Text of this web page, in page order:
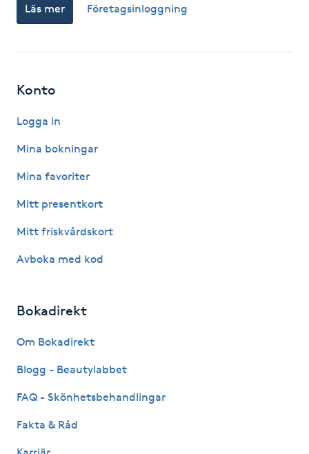
Hypnos
Hårförlängning
Hårvård
Hälsprickor
Idrottsmassage
IPL hårborttagning
IR-massage
Läs mer Företagsinloggning
Konto
Logga in
Mina bokningar
Mina favoriter
Mitt presentkort
Mitt friskvårdskort
Avboka med kod
Bokadirekt
Om Bokadirekt
Blogg - Beautylabbet
FAQ - Skönhetsbehandlingar
Fakta & Råd